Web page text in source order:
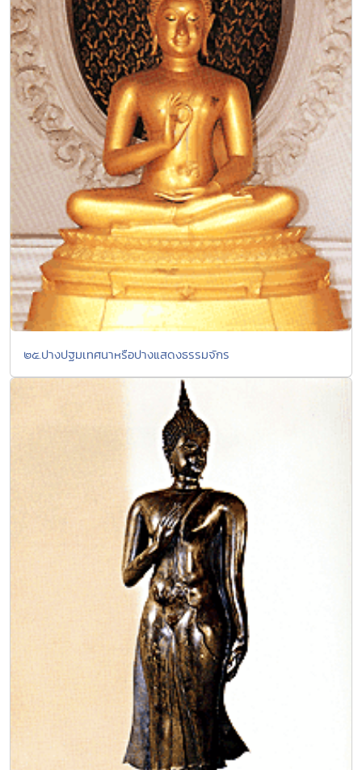
๒๕.ปางปฐมเทศนาหรือปางแสดงธรรมจักร